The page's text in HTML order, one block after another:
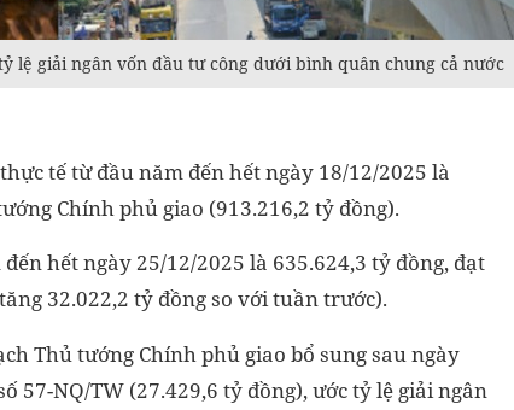
lệ giải ngân vốn đầu tư công dưới bình quân chung cả nước
tế từ đầu năm đến hết ngày 18/12/2025 là
Chính phủ giao (913.216,2 tỷ đồng).
hết ngày 25/12/2025 là 635.624,3 tỷ đồng, đạt
32.022,2 tỷ đồng so với tuần trước).
Thủ tướng Chính phủ giao bổ sung sau ngày
57-NQ/TW (27.429,6 tỷ đồng), ước tỷ lệ giải ngân